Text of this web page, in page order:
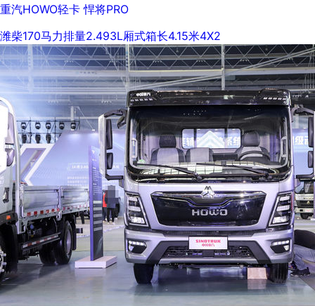
重汽HOWO轻卡 悍将PRO
潍柴170马力排量2.493L厢式箱长4.15米4X2